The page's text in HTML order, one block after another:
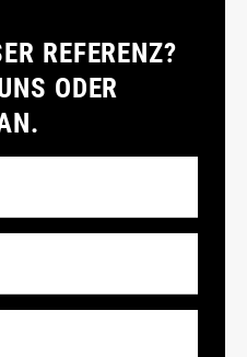
REFERENZ?
ODER